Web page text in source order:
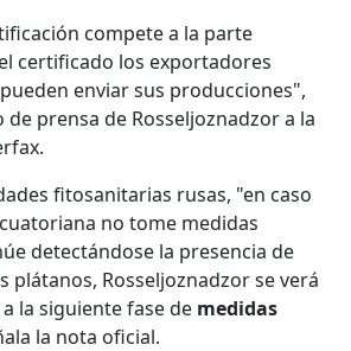
compete a la parte
certificado los exportadores
enviar sus producciones",
de prensa de Rosseljoznadzor a la
fitosanitarias rusas, "en caso
no tome medidas
detectándose la presencia de
plátanos, Rosseljoznadzor se verá
la siguiente fase de medidas
la nota oficial.